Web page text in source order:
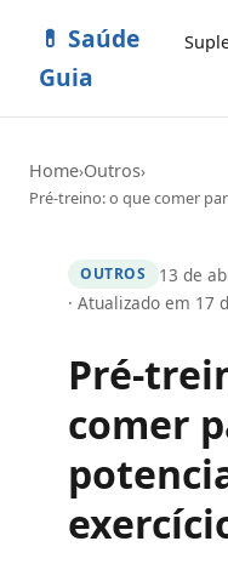
💊 Saúde
Guia
Home›Outros›
Pré-treino: o que comer
OUTROS
13 de
· Atualizado em 17
Pré-
comer